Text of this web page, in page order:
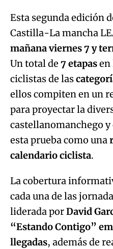
Esta segunda edición
Castilla-La mancha
mañana viernes 7 y
Un total de 7 etapasen
ciclistas de las
ellos compiten en un
para proyectar la
castellanomanchego
esta prueba como una
calendario ciclista.
La cobertura
cada una de las
liderada porDavid
“Estando Contigo”
llegadas, además de